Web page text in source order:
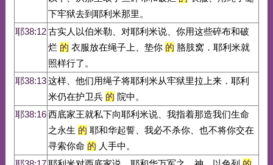
下牢狱去到耶利米那里。
耶38:12古实人以伯米勒、对耶利米说、你用这些碎布和破
烂 的 衣服放在绳子上、垫你 的 胳肢窝．耶利米就
照样行了。
耶38:13这样、他们用绳子将耶利米从牢狱里拉上来．耶利
米仍在护卫兵 的 院中。
耶38:16西底家王就私下向耶利米说、我指着那造我们生命
之永生 的 耶和华起誓、我必不杀你、也不将你交在
寻索你命 的 人手中。